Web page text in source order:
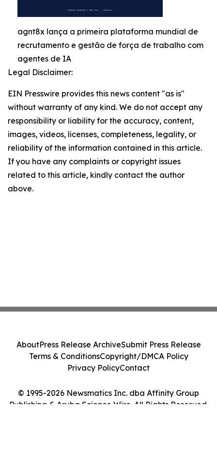
agnt8x lança a primeira plataforma mundial de
recrutamento e gestão de força de trabalho com
agentes de IA
Legal Disclaimer:
EIN Presswire provides this news content "as is"
without warranty of any kind. We do not accept any
responsibility or liability for the accuracy, content,
images, videos, licenses, completeness, legality, or
reliability of the information contained in this article.
If you have any complaints or copyright issues
related to this article, kindly contact the author
above.
© 1995-2026 Newsmatics Inc. dba Affinity Group
Publishing & Aruba Science Wire. All Rights Reserved.
AboutPress Release ArchiveSubmit Press Release
Terms & ConditionsCopyright/DMCA Policy
Privacy PolicyContact